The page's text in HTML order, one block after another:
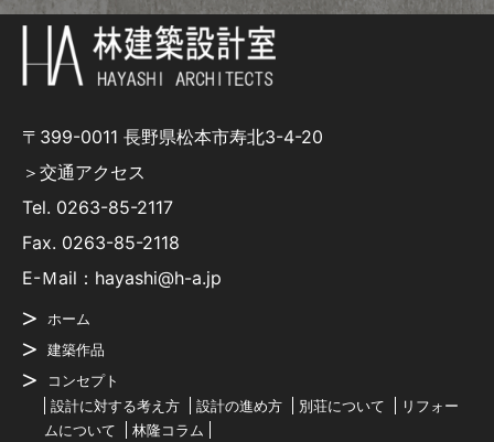
〒399-0011 長野県松本市寿北3-4-20
＞交通アクセス
Tel. 0263-85-2117
Fax. 0263-85-2118
E-Ｍail：hayashi@h-a.jp
ホーム
建築作品
コンセプト
設計に対する考え方
設計の進め方 別荘について
リフォー
ムについて
林隆コラム